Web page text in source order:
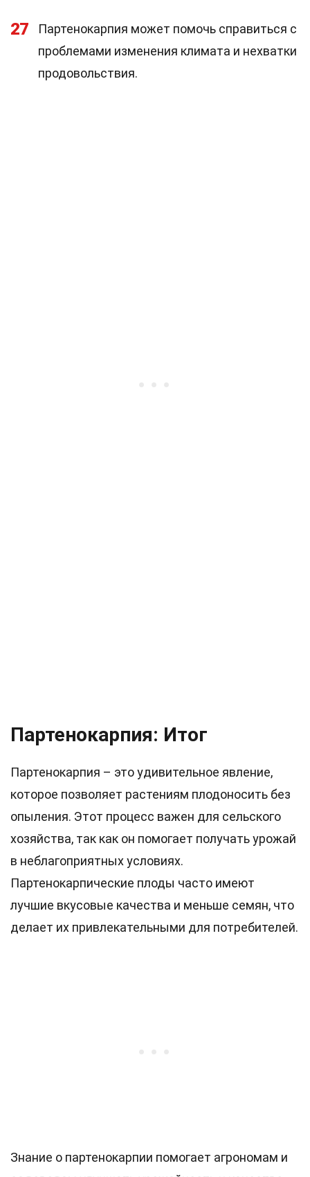
27
Партенокарпия может помочь справиться с
проблемами изменения климата и нехватки
продовольствия.
Партенокарпия: Итог
Партенокарпия – это удивительное явление,
которое позволяет растениям плодоносить без
опыления. Этот процесс важен для сельского
хозяйства, так как он помогает получать урожай
в неблагоприятных условиях.
Партенокарпические плоды часто имеют
лучшие вкусовые качества и меньше семян, что
делает их привлекательными для потребителей.
Знание о партенокарпии помогает агрономам и